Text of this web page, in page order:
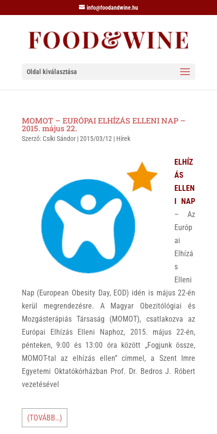
info@foodandwine.hu
Oldal kiválasztása
MOMOT – EURÓPAI ELHÍZÁS ELLENI NAP –
2015. május 22.
Szerző: Csíki Sándor|2015/03/12 | Hírek
ELHÍZ
ÁS
ELLEN
I NAP
– Az
Európ
ai
Elhízá
s
Elleni
Nap (European Obesity Day, EOD) idén is május 22-én
kerül megrendezésre. A Magyar Obezitólógiai és
Mozgásterápiás Társaság (MOMOT), csatlakozva az
Európai Elhízás Elleni Naphoz, 2015. május 22-én,
pénteken, 9:00 és 13:00 óra között „Fogjunk össze,
MOMOT-tal az elhízás ellen” címmel, a Szent Imre
Egyetemi Oktatókórházban Prof. Dr. Bedros J. Róbert
vezetésével
(TOVÁBB…)